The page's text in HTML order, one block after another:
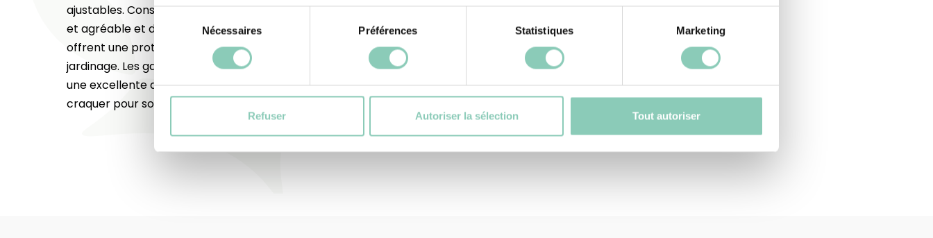
Sélection
du
consentement
Nécessaires Préférences Statistiques Marketing
Refuser Autoriser la sélection Tout autoriser
ajustables. Constitués sur le dos d'un tricot élasthanne souple
et agréable et d'un mélange polyamide/PU sur la paume, ils
offrent une protection idéale pour les petits travaux de
jardinage. Les gants "Lucy" sont normés EN 420 + A1 2009 avec
une excellente dextérité de 5/5. Côté look, on ne peut que
craquer pour son motif champêtre et coloré !